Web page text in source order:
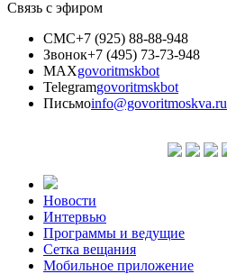
Связь с эфиром
СМС+7 (925) 88-88-948
Звонок+7 (495) 73-73-948
MAXgovoritmskbot
Telegramgovoritmskbot
Письмоinfo@govoritmoskva.ru
Новости
Интервью
Программы и ведущие
Сетка вещания
Мобильное приложение